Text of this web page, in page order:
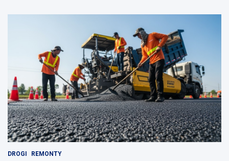
DROGI REMONTY